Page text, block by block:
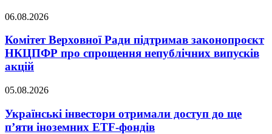
06.08.2026
Комітет Верховної Ради підтримав законопроєкт
НКЦПФР про спрощення непублічних випусків
акцій
05.08.2026
Українські інвестори отримали доступ до ще
п’яти іноземних ETF-фондів